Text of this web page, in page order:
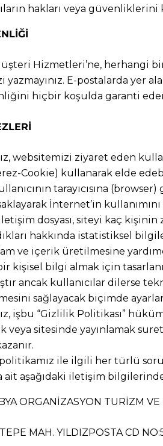
hakları veya
Hizmetleri’ne, herhangi
E-postalarda yer
hiçbir koşulda garanti
websitemizi ziyaret eden
Cookie) kullanarak elde
tarayıcısına
İnternet’in kullanımını
dosyası, siteyi kaç
hakkında istatistiksel
ve içerik üretilmesine
kişisel bilgi almak için
ancak kullanıcılar dilerse
sağlayacak biçimde
işbu “Gizlilik Politikası”
veya sitesinde yayınlamak
ile ilgili her türlü
ait aşağıdaki iletişim
ORGANİZASYON TURİZM
MAH. YILDIZPOSTA CD